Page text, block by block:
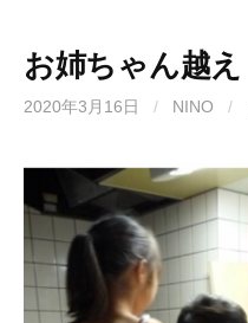
お姉ちゃん越え
2020年3月16日 / NINO /